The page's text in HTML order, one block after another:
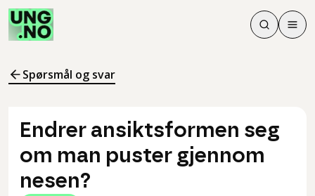
Søk
Søk
Meny
Spørsmål og svar
Endrer ansiktsformen seg
om man puster gjennom
nesen?